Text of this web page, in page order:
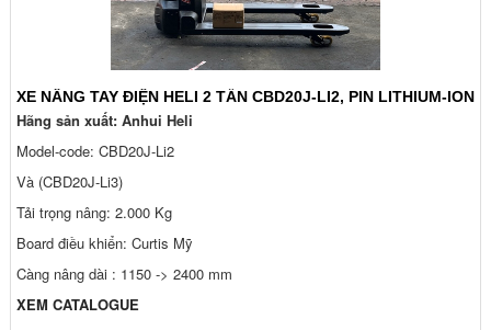
XE NÂNG TAY ĐIỆN HELI 2 TẤN CBD20J-LI2, PIN LITHIUM-ION
Hãng sản xuất: Anhui Heli
Model-code: CBD20J-Li2
Và (CBD20J-Li3)
Tải trọng nâng: 2.000 Kg
Board điều khiển: Curtis Mỹ
Càng nâng dài : 1150 -> 2400 mm
XEM CATALOGUE